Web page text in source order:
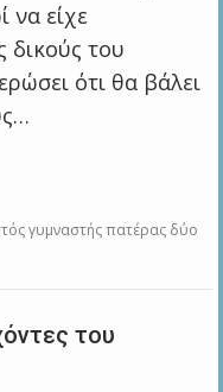
να είχε
δικούς του
ότι θα βάλει
γυμναστής πατέρας δύο
του